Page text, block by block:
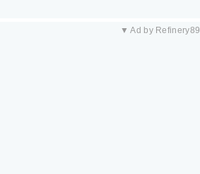
▼ Ad by Refinery89